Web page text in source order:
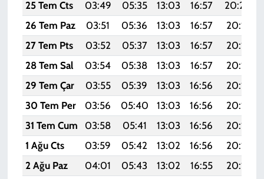
25 Tem Cts
03:49 05:35 13:03 16:57 20:20
26 Tem Paz
03:51 05:36 13:03 16:57 20:19
27 Tem Pts
03:52 05:37 13:03 16:57 20:18
28 Tem Sal
03:54 05:38 13:03 16:57 20:17
29 Tem Çar
03:55 05:39 13:03 16:56 20:16
30 Tem Per
03:56 05:40 13:03 16:56 20:15
31 Tem Cum
03:58 05:41 13:03 16:56 20:14
1 Ağu Cts
03:59 05:42 13:02 16:56 20:13
2 Ağu Paz
04:01 05:43 13:02 16:55 20:12